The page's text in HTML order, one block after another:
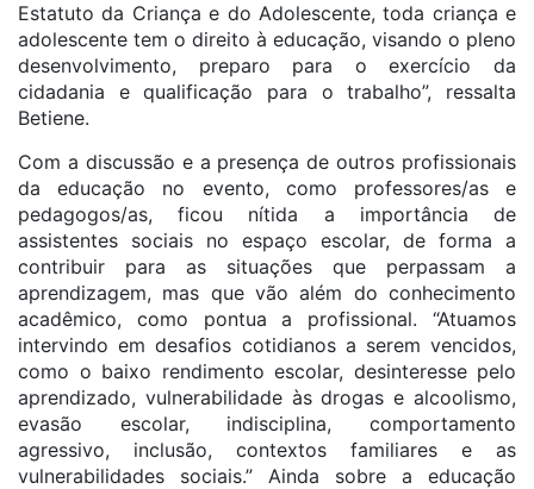
Estatuto da Criança e do Adolescente, toda criança e
adolescente tem o direito à educação, visando o pleno
desenvolvimento, preparo para o exercício da
cidadania e qualificação para o trabalho”, ressalta
Betiene.
Com a discussão e a presença de outros profissionais
da educação no evento, como professores/as e
pedagogos/as, ficou nítida a importância de
assistentes sociais no espaço escolar, de forma a
contribuir para as situações que perpassam a
aprendizagem, mas que vão além do conhecimento
acadêmico, como pontua a profissional. “Atuamos
intervindo em desafios cotidianos a serem vencidos,
como o baixo rendimento escolar, desinteresse pelo
aprendizado, vulnerabilidade às drogas e alcoolismo,
evasão escolar, indisciplina, comportamento
agressivo, inclusão, contextos familiares e as
vulnerabilidades sociais.” Ainda sobre a educação